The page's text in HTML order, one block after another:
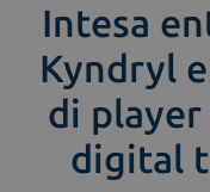
Intesa
Kyndryl
di
digital